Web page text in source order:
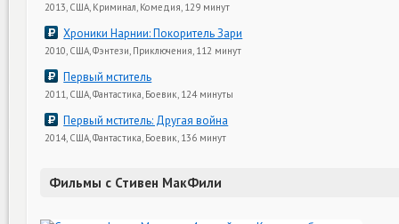
2013, США, Криминал, Комедия, 129 минут
Хроники Нарнии: Покоритель Зари
2010, США, Фэнтези, Приключения, 112 минут
Первый мститель
2011, США, Фантастика, Боевик, 124 минуты
Первый мститель: Другая война
2014, США, Фантастика, Боевик, 136 минут
Фильмы с Стивен МакФили